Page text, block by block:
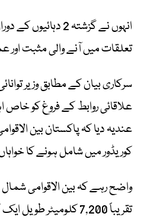
انہوں نے گزشتہ 2
تعلقات میں آنے والی مثبت اور
سرکاری بیان کے مطابق وزیر
علاقائی روابط کے فروغ کو
عندیہ دیا کہ پاکستان بین
کوریڈور میں شامل ہونے کا
واضح رہے کہ بین الاقوامی شمال
تقریباً 7,200 کلومیٹر